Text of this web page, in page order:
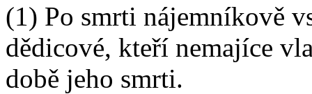
(1) Po smrti nájemníkově
dědicové, kteří nemajíce
době jeho smrti.